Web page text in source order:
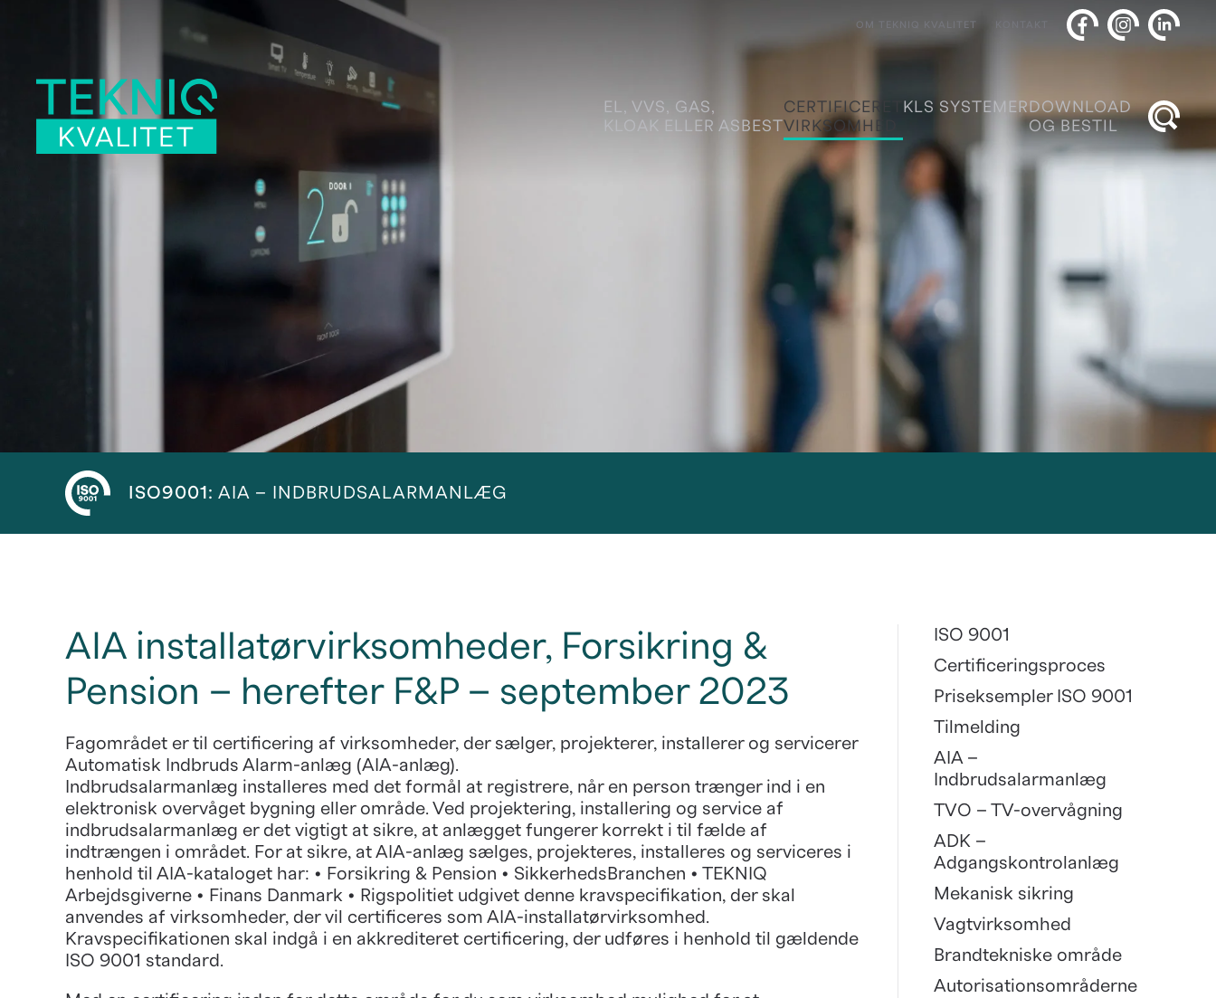
Skip to main content
OM TEKNIQ KVALITET
EL, VVS, GAS,
KLOAK ELLER ASBEST
CERTIFICERET
VIRKSOMHED
KLS SYSTEMER DOWNLOAD
OG BESTIL
ISO9001: AIA – INDBRUDSALARMANLÆG
AIA installatørvirksomheder, Forsikring &
Pension – herefter F&P – september 2023
Fagområdet er til certificering af virksomheder, der sælger, projekterer, installerer og servicerer
Automatisk Indbruds Alarm-anlæg (AIA-anlæg).
Indbrudsalarmanlæg installeres med det formål at registrere, når en person trænger ind i en
elektronisk overvåget bygning eller område. Ved projektering, installering og service af
indbrudsalarmanlæg er det vigtigt at sikre, at anlægget fungerer korrekt i til fælde af
indtrængen i området. For at sikre, at AIA-anlæg sælges, projekteres, installeres og serviceres i
henhold til AIA-kataloget har: • Forsikring & Pension • SikkerhedsBranchen • TEKNIQ
Arbejdsgiverne • Finans Danmark • Rigspolitiet udgivet denne kravspecifikation, der skal
anvendes af virksomheder, der vil certificeres som AIA-installatørvirksomhed.
Kravspecifikationen skal indgå i en akkrediteret certificering, der udføres i henhold til gældende
ISO 9001 standard.
ISO 9001
Certificeringsproces
Priseksempler ISO 9001
Tilmelding
AIA –
Indbrudsalarmanlæg
TVO – TV-overvågning
ADK –
Adgangskontrolanlæg
Mekanisk sikring
Vagtvirksomhed
Brandtekniske område
Autorisationsområderne